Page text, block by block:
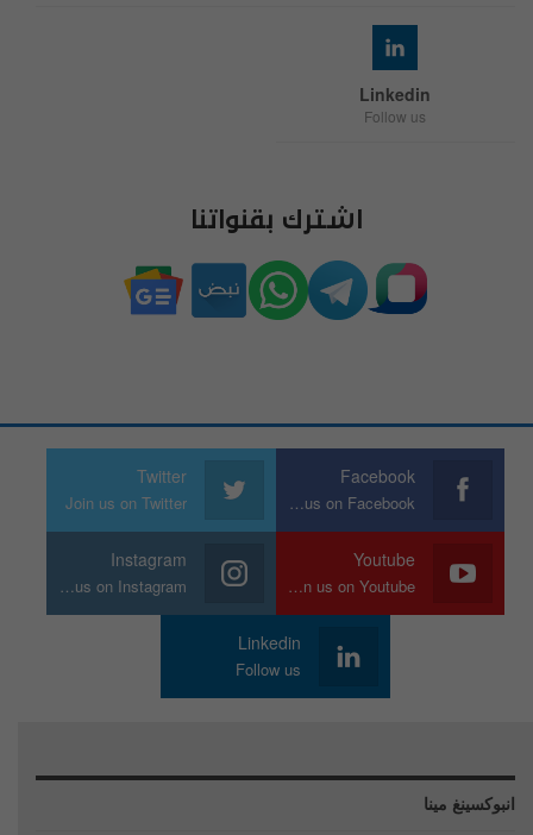
Linkedin
Follow us
اشترك بقنواتنا
Facebook
Join us on Facebook
Twitter
Join us on Twitter
Youtube
Join us on Youtube
Instagram
Join us on Instagram
Linkedin
Follow us
انبوكسينغ مينا